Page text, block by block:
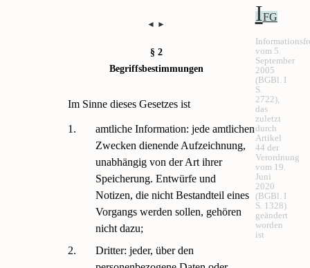
◄ ►
§ 2
Begriffsbestimmungen
IFG
vom 5.
September
2005
(BGBl. I
S.
2722),
das
zuletzt
durch
Artikel
44 der
Verordnung
vom 19.
Juni
2020
(BGBl. I
S. 1328)
geändert
worden
ist
Im Sinne dieses Gesetzes ist
1.
amtliche Information: jede amtlichen
Zwecken dienende Aufzeichnung,
unabhängig von der Art ihrer
Speicherung. Entwürfe und
Notizen, die nicht Bestandteil eines
Vorgangs werden sollen, gehören
nicht dazu;
2.
Dritter: jeder, über den